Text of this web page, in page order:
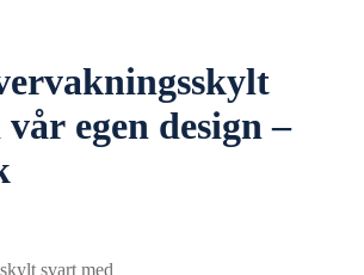
egen design –
svart med